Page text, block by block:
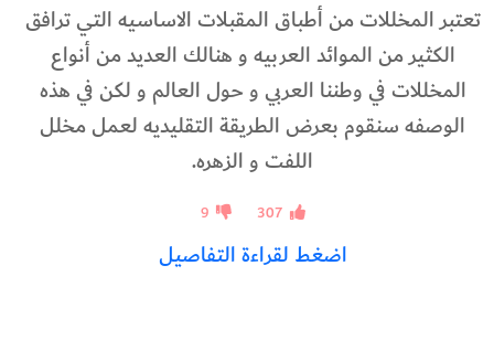
تعتبر المخللات من أطباق المقبلات الاساسيه التي ترافق
الكثير من الموائد العربيه و هنالك العديد من أنواع
المخللات في وطننا العربي و حول العالم و لكن في هذه
الوصفه سنقوم بعرض الطريقة التقليديه لعمل مخلل
اللفت و الزهره.
307
9
اضغط لقراءة التفاصيل